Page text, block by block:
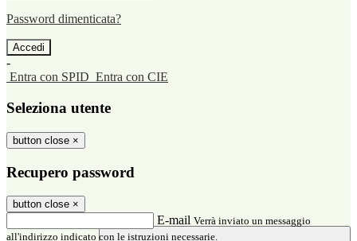
Password dimenticata?
-
Entra con SPID Entra con CIE
Seleziona utente
button close ×
Recupero password
button close ×
E-mail Verrà inviato un messaggio
all'indirizzo indicato con le istruzioni necessarie.